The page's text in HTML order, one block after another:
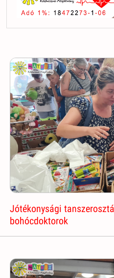
Jótékonysági
bohócdoktorok